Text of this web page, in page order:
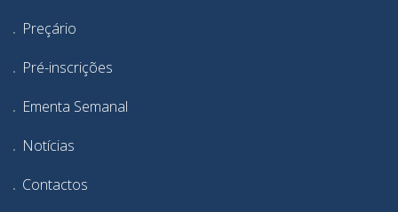
Preçário
Pré-inscrições
Ementa Semanal
Notícias
Contactos